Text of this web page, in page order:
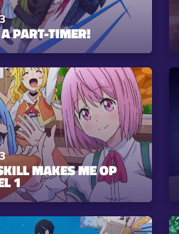
PART-TIMER!
MAKES ME OP
1